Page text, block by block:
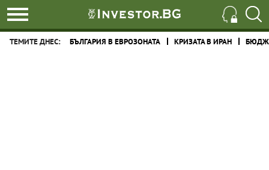
ТЕМИТЕ ДНЕС: БЪЛГАРИЯ В ЕВРОЗОНАТА КРИЗАТА В ИРАН